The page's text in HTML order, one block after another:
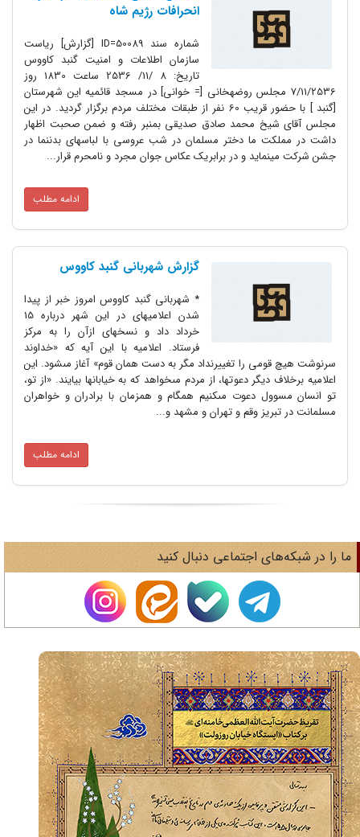
انحرافات رژیم شاه
شماره سند ID=50089 [گزارش] ریاست
سازمان اطلاعات و امنیت گنبد کاووس
تاریخ: 8 /11/ 2536 ساعت 1830 روز
7/11/2536 مجلس روضه‏خانى [= خوانى] در مسجد قائمیه این شهرستان
[گنبد ] با حضور قریب 60 نفر از طبقات مختلف مردم برگزار گردید. در این
مجلس آقاى شیخ محمد صادق صدیقى بمنبر رفته و ضمن صحبت اظهار
داشت در مملکت ما دختر مسلمان در شب عروسى با لباسهاى بدن‏نما در
جشن شرکت مینماید و در برابریک عکاس جوان مجرد و نامحرم قرار...
ادامه مطلب
گزارش شهربانى گنبد کاووس
* شهربانى گنبد کاووس امروز خبر از پیدا
شدن اعلامیه‏اى در این شهر درباره 15
خرداد داد و نسخه‏اى ازآن را به مرکز
فرستاد. اعلامیه با این آیه که «خداوند
سرنوشت هیچ قومى را تغییرنداد مگر به دست همان قوم» آغاز مى‏شود. این
اعلامیه برخلاف دیگر دعوتها، از مردم مى‏خواهد که به خیابانها بیایند. «از تو،
تو انسان مسوول دعوت مى‏کنیم همگام و همزمان با برادران و خواهران
مسلمانت در تبریز وقم و تهران و مشهد و...
ادامه مطلب
را در شبکه‌های اجتماعی دنبال کنید